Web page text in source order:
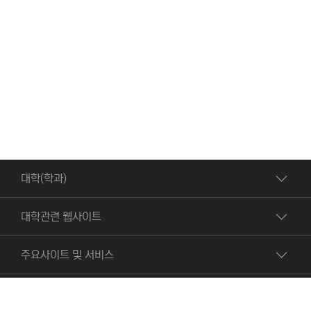
대학(학과)
대학관련 웹사이트
주요사이트 및 서비스